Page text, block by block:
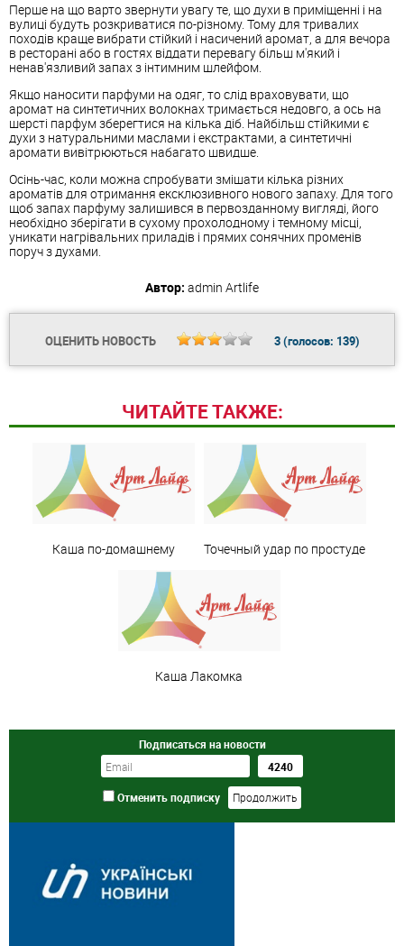
Перше на що варто звернути увагу те, що духи в приміщенні і на
вулиці будуть розкриватися по-різному. Тому для тривалих
походів краще вибрати стійкий і насичений аромат, а для вечора
в ресторані або в гостях віддати перевагу більш м'який і
ненав'язливий запах з інтимним шлейфом.
Якщо наносити парфуми на одяг, то слід враховувати, що
аромат на синтетичних волокнах тримається недовго, а ось на
шерсті парфум зберегтися на кілька діб. Найбільш стійкими є
духи з натуральними маслами і екстрактами, а синтетичні
аромати вивітрюються набагато швидше.
Осінь-час, коли можна спробувати змішати кілька різних
ароматів для отримання ексклюзивного нового запаху. Для того
щоб запах парфуму залишився в первозданному вигляді, його
необхідно зберігати в сухому прохолодному і темному місці,
уникати нагрівальних приладів і прямих сонячних променів
поруч з духами.
Автор: admin Artlife
ОЦЕНИТЬ НОВОСТЬ 3(голосов: 139)
ЧИТАЙТЕ ТАКЖЕ:
Каша по-домашнему Точечный удар по простуде
Каша Лакомка
Подписаться на новости
Отменить подписку